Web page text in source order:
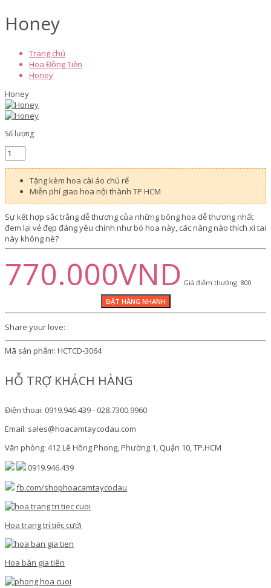
Honey
Trang chủ
Hoa Đồng Tiền
Honey
Honey
Số lượng
Tặng kèm hoa cài áo chú rể
Miễn phí giao hoa nội thành TP HCM
Sự kết hợp sắc trắng dễ thương của những bông hoa dễ thương nhất
đem lại vẻ đẹp đáng yêu chính như bó hoa này, các nàng nào thích xì tai
này không nè?
770.000VND Giá điểm thưởng: 800
Share your love:
Mã sản phẩm: HCTCD-3064
HỖ TRỢ KHÁCH HÀNG
Điện thoại: 0919.946.439 - 028.7300.9960
Email: sales@hoacamtaycodau.com
Văn phòng: 412 Lê Hồng Phong, Phường 1, Quận 10, TP.HCM
0919.946.439
fb.com/shophoacamtaycodau
Hoa trang trí tiệc cưới
Hoa bàn gia tiên